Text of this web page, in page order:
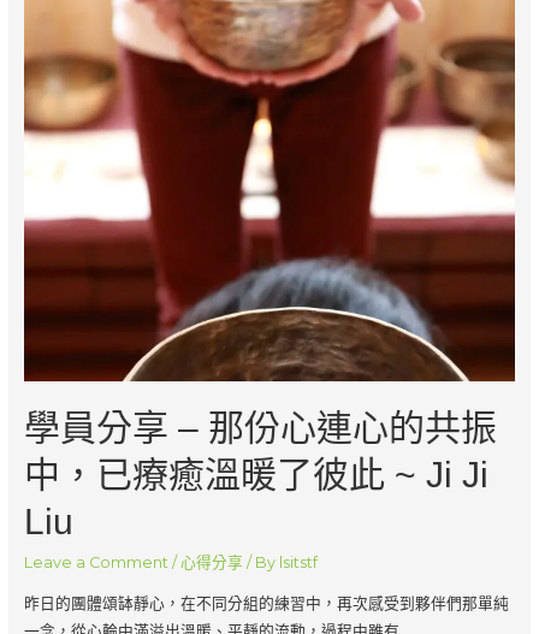
陳
珈
晞
體
~
Hung
學員分享 – 那份心連心的共振
中，已療癒溫暖了彼此 ~ Ji Ji
Liu
Leave a Comment / 心得分享 / By lsitstf
昨日的團體頌缽靜心，在不同分組的練習中，再次感受到夥伴們那單純